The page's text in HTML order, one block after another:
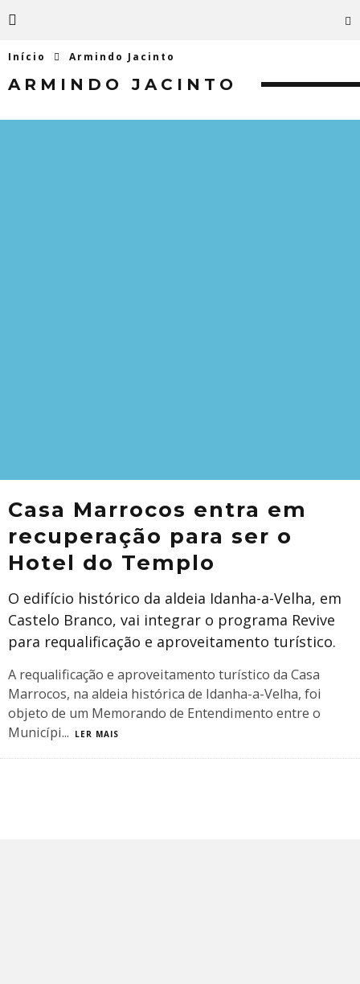
Início Armindo Jacinto
ARMINDO JACINTO
Casa Marrocos entra em
recuperação para ser o
Hotel do Templo
O edifício histórico da aldeia Idanha-a-Velha, em
Castelo Branco, vai integrar o programa Revive
para requalificação e aproveitamento turístico.
A requalificação e aproveitamento turístico da Casa
Marrocos, na aldeia histórica de Idanha-a-Velha, foi
objeto de um Memorando de Entendimento entre o
Municípi... LER MAIS